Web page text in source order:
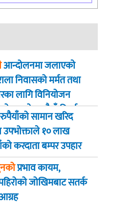
आन्दोलनमा जलाएकाे
निवासको मर्मत तथा
लागि विनियोजन
२ करोड रुपैयाँ फिर्ता
सामान खरिद
उपभोक्ताले १० लाख
करदाता बम्पर उपहार
प्रभाव कायम,
जोखिमबाट सतर्क